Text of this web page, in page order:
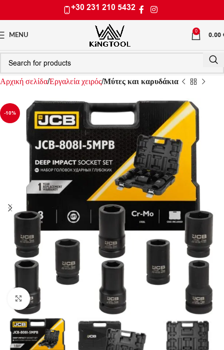
+30 231 210 5432
MENU
0 0.00
Αρχική σελίδαΕργαλεία χειρόςΜύτες και καρυδάκια
-10%
Click to enlarge